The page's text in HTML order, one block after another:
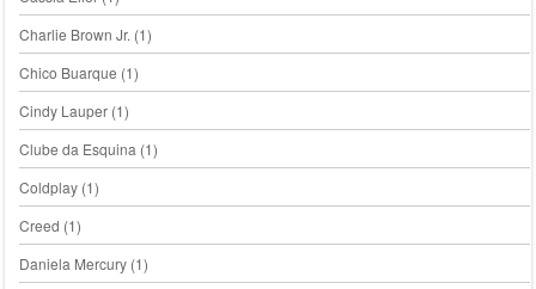
Charlie Brown Jr. (1)
Chico Buarque (1)
Cindy Lauper(1)
Clube da Esquina (1)
Coldplay(1)
Creed (1)
Daniela Mercury(1)